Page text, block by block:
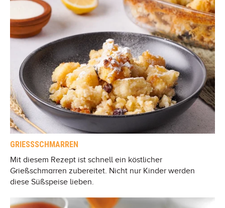
GRIESSSCHMARREN
Mit diesem Rezept ist schnell ein köstlicher
Grießschmarren zubereitet. Nicht nur Kinder werden
diese Süßspeise lieben.